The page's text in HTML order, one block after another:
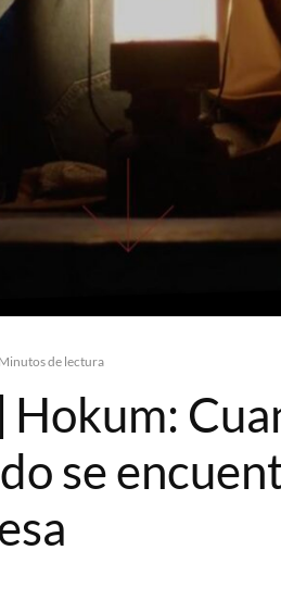
de lectura
se